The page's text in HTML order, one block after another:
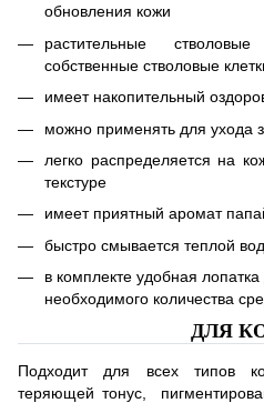
обновления кожи
растительные
собственные стволовые
имеет накопительный
можно применять для ухода
легко распределяется на
текстуре
имеет приятный аромат
быстро смывается теплой
в комплекте удобная
необходимого количества
ДЛЯ
Подходит для всех типов
теряющей тонус,